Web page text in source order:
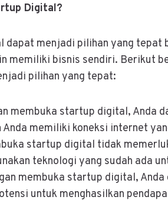
Digital?
menjadi pilihan yang tepat
memiliki bisnis sendiri. Berikut
pilihan yang tepat:
membuka startup digital, Anda
Anda memiliki koneksi internet
startup digital tidak
teknologi yang sudah ada
membuka startup digital,
untuk menghasilkan